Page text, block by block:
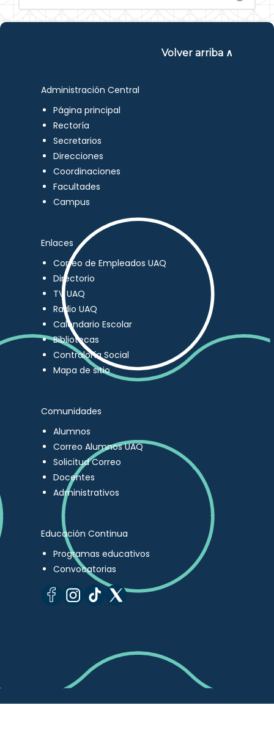
Volver arriba ∧
Administración Central
Página principal
Rectoría
Secretarios
Direcciones
Coordinaciones
Facultades
Campus
Enlaces
Correo de Empleados UAQ
Directorio
TV UAQ
Radio UAQ
Calendario Escolar
Bibliotecas
Contraloría Social
Mapa de sitio
Comunidades
Alumnos
Correo Alumnos UAQ
Solicitud Correo
Docentes
Administrativos
Educación Continua
Programas educativos
Convocatorias